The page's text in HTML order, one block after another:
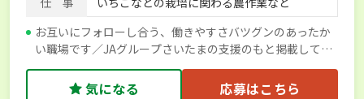
お互いにフォローし合う、働きやすさバツグンのあったか
い職場です／JAグループさいたまの支援のもと掲載してい
ます
気になる 応募はこちら